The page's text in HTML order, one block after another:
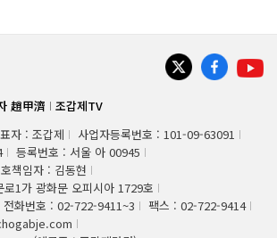
趙甲濟
조갑제TV
자 : 조갑제
사업자등록번호 : 101-09-63091
등록번호 : 서울 아 00945
책임자 : 김동현
1가 광화문 오피시아 1729호
전화번호 : 02-722-9411~3
팩스 : 02-722-9414